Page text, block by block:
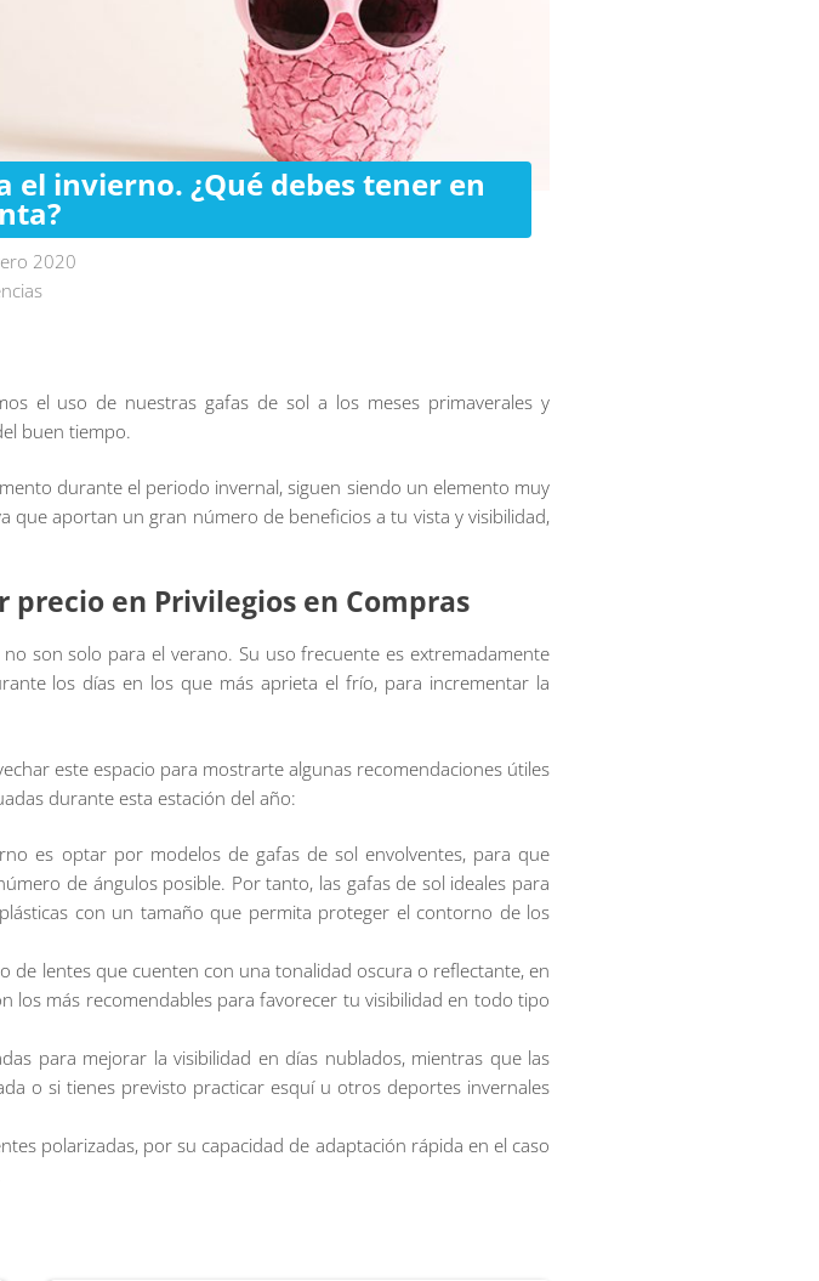
el invierno. ¿Qué debes tener en
2020
el uso de nuestras gafas de sol a los meses primaverales y
buen tiempo.
durante el periodo invernal, siguen siendo un elemento muy
aportan un gran número de beneficios a tu vista y visibilidad,
en Privilegios en Compras
son solo para el verano. Su uso frecuente es extremadamente
los días en los que más aprieta el frío, para incrementar la
este espacio para mostrarte algunas recomendaciones útiles
durante esta estación del año:
es optar por modelos de gafas de sol envolventes, para que
de ángulos posible. Por tanto, las gafas de sol ideales para
con un tamaño que permita proteger el contorno de los
de lentes que cuenten con una tonalidad oscura o reflectante, en
los más recomendables para favorecer tu visibilidad en todo tipo
para mejorar la visibilidad en días nublados, mientras que las
o si tienes previsto practicar esquí u otros deportes invernales
polarizadas, por su capacidad de adaptación rápida en el caso